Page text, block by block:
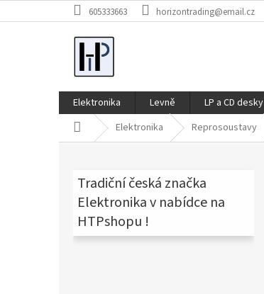
na
605333663 horizontrading@email.cz
Elektronika Levně LP a CD desky
Domů Elektronika Reprosoustavy
Tradiční česká značka
Elektronika v nabídce na
HTPshopu !